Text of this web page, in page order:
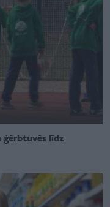
ģērbtuvēs līdz